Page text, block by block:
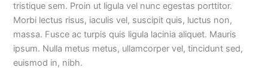
tristique sem. Proin ut ligula vel nunc egestas porttitor.
Morbi lectus risus, iaculis vel, suscipit quis, luctus non,
massa. Fusce ac turpis quis ligula lacinia aliquet. Mauris
ipsum. Nulla metus metus, ullamcorper vel, tincidunt sed,
euismod in, nibh.